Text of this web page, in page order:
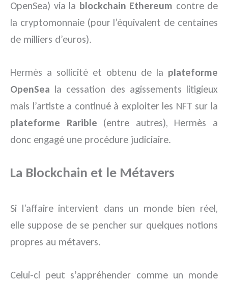
OpenSea) via la blockchain Ethereum contre de
la cryptomonnaie (pour l’équivalent de centaines
de milliers d’euros).
Hermès a sollicité et obtenu de la plateforme
OpenSea la cessation des agissements litigieux
mais l’artiste a continué à exploiter les NFT sur la
plateforme Rarible (entre autres), Hermès a
donc engagé une procédure judiciaire.
La Blockchain et le Métavers
Si l’affaire intervient dans un monde bien réel,
elle suppose de se pencher sur quelques notions
propres au métavers.
Celui-ci peut s’appréhender comme un monde